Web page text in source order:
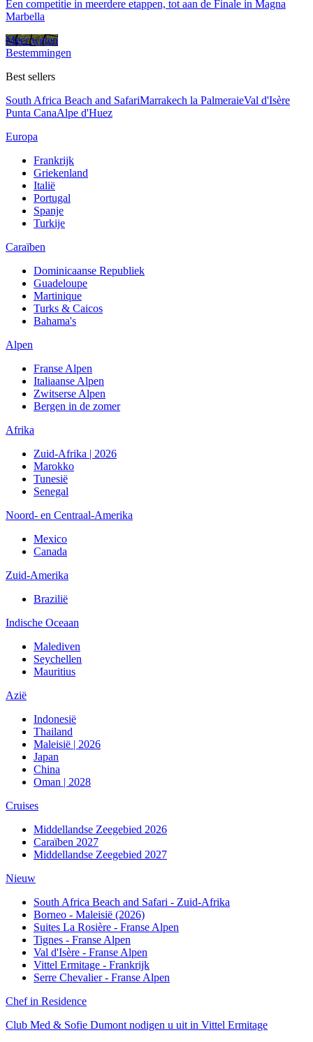
Een competitie in meerdere etappen, tot aan de Finale in Magna
Marbella
Meer weten
Bestemmingen
Best sellers
South Africa Beach and SafariMarrakech la PalmeraieVal d'Isère
Punta CanaAlpe d'Huez
Europa
Frankrijk
Griekenland
Italië
Portugal
Spanje
Turkije
Caraïben
Dominicaanse Republiek
Guadeloupe
Martinique
Turks & Caicos
Bahama's
Alpen
Franse Alpen
Italiaanse Alpen
Zwitserse Alpen
Bergen in de zomer
Afrika
Zuid-Afrika | 2026
Marokko
Tunesië
Senegal
Noord- en Centraal-Amerika
Mexico
Canada
Zuid-Amerika
Brazilië
Indische Oceaan
Malediven
Seychellen
Mauritius
Azië
Indonesië
Thailand
Maleisië | 2026
Japan
China
Oman | 2028
Cruises
Middellandse Zeegebied 2026
Caraïben 2027
Middellandse Zeegebied 2027
Nieuw
South Africa Beach and Safari - Zuid-Afrika
Borneo - Maleisië (2026)
Suites La Rosière - Franse Alpen
Tignes - Franse Alpen
Val d'Isère - Franse Alpen
Vittel Ermitage - Frankrijk
Serre Chevalier - Franse Alpen
Chef in Residence
Club Med & Sofie Dumont nodigen u uit in Vittel Ermitage